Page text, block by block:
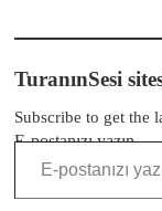
TuranınSesi
Subscribe to get the
E-postanızı yazın…